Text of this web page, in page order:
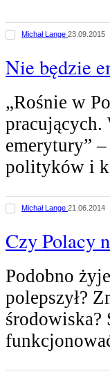
Michał Lange 23.09.2015
Nie będzie
„Rośnie w
pracujących.
emerytury”
polityków i
Michał Lange 21.06.2014
Czy Polacy
Podobno
polepszył?
środowiska?